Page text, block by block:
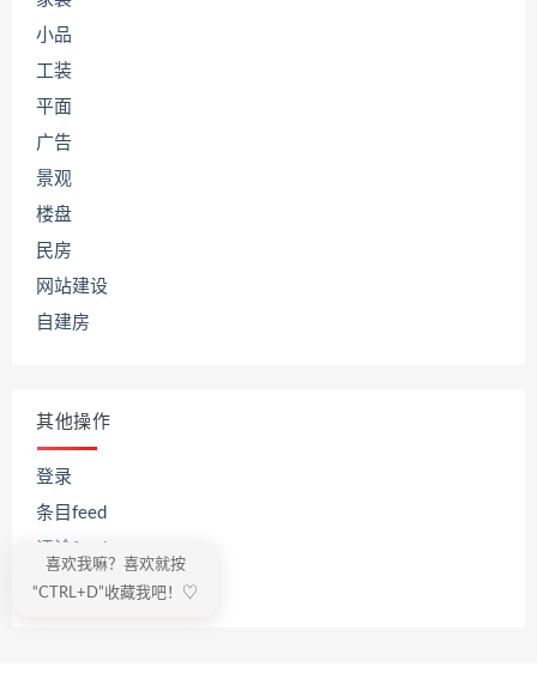
小品
工装
平面
广告
景观
楼盘
民房
网站建设
自建房
其他操作
登录
条目feed
WordPress.org
喜欢我嘛？喜欢就按
“CTRL+D”收藏我吧！♡